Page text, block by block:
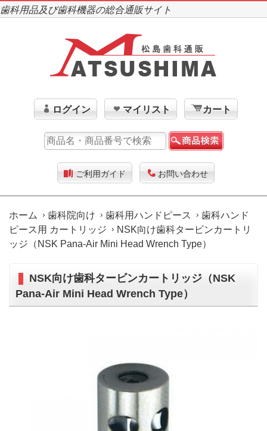
歯科用品及び歯科機器の総合通販サイト
ログイン マイリスト カート
ご利用ガイド お問い合わせ
ホーム 歯科院向け 歯科用ハンドピース
歯科ハンド
ピース用 カートリッジ
NSK向け歯科タービンカートリ
ッジ（NSK Pana-Air Mini Head Wrench Type）
NSK向け歯科タービンカートリッジ（NSK
Pana-Air Mini Head Wrench Type）